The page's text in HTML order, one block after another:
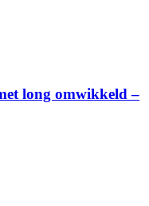
long omwikkeld –